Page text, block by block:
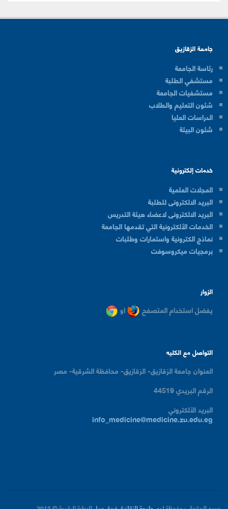
جامعة الزقازيق
رئاسة الجامعة
مستشفي الطلبة
مستشفيات الجامعة
شئون التعليم والطلاب
الدراسات العليا
شئون البيئة
خدمات إلكترونية
المجلات العلمية
البريد الالكترونى للطلبة
البريد الالكترونى لاعضاء هيئة التدريس
الخدمات الألكترونية التي تقدمها الجامعة
نماذج الكترونية واستمارات وطلبات
برمجيات ميكروسوفت
الزوار
يفضل استخدام المتصفح او
التواصل مع الكليه
العنوان جامعة الزقازيق- الزقازيق- محافظة الشرقية- مصر
الرقم البريدي44519
البريد الألكتروني
info_medicine@medicine.zu.edu.eg